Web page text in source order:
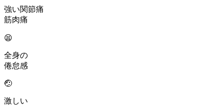
強い関節痛
筋肉痛
😫
全身の
倦怠感
🤕
激しい